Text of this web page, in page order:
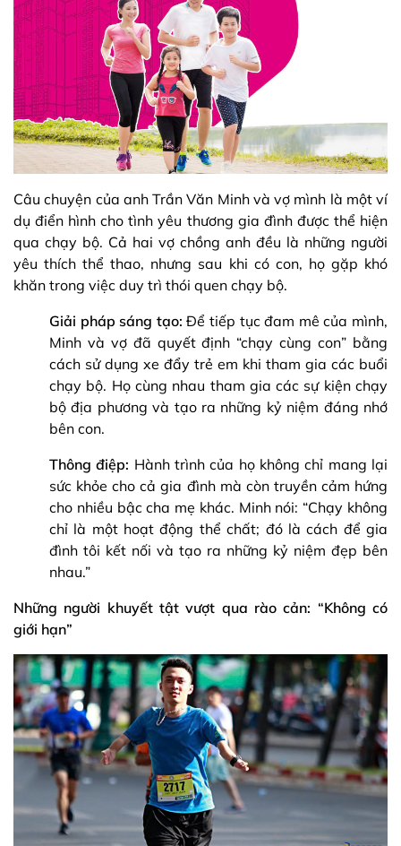
Câu chuyện của anh Trần Văn Minh và vợ mình là một ví
dụ điển hình cho tình yêu thương gia đình được thể hiện
qua chạy bộ. Cả hai vợ chồng anh đều là những người
yêu thích thể thao, nhưng sau khi có con, họ gặp khó
khăn trong việc duy trì thói quen chạy bộ.
Giải pháp sáng tạo: Để tiếp tục đam mê của mình,
Minh và vợ đã quyết định “chạy cùng con” bằng
cách sử dụng xe đẩy trẻ em khi tham gia các buổi
chạy bộ. Họ cùng nhau tham gia các sự kiện chạy
bộ địa phương và tạo ra những kỷ niệm đáng nhớ
bên con.
Thông điệp: Hành trình của họ không chỉ mang lại
sức khỏe cho cả gia đình mà còn truyền cảm hứng
cho nhiều bậc cha mẹ khác. Minh nói: “Chạy không
chỉ là một hoạt động thể chất; đó là cách để gia
đình tôi kết nối và tạo ra những kỷ niệm đẹp bên
nhau.”
Những người khuyết tật vượt qua rào cản: “Không có
giới hạn”